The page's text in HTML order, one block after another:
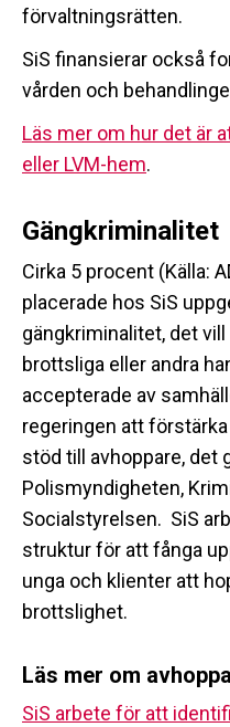
förvaltningsrätten.
SiS finansierar också
vården och
Läs mer om hur det är
eller LVM-hem.
Gängkriminalitet
Cirka 5 procent (Källa:
placerade hos SiS
gängkriminalitet, det
brottsliga eller andra
accepterade av
regeringen att
stöd till avhoppare, det
Polismyndigheten,
Socialstyrelsen. SiS
struktur för att fånga
unga och klienter att
brottslighet.
Läs mer om
SiS arbete för att